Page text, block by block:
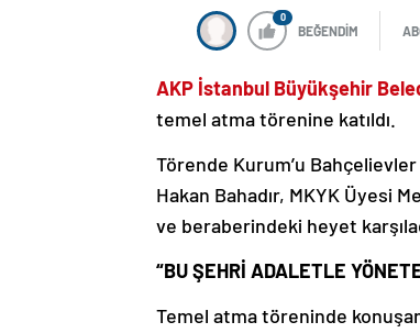
0
BEĞENDİM
AKP İstanbul Büyükşehir
temel atma törenine katıldı.
Törende Kurum’u
Hakan Bahadır, MKYK Üyesi
ve beraberindeki heyet
“BU ŞEHRİ ADALETLE
Temel atma töreninde